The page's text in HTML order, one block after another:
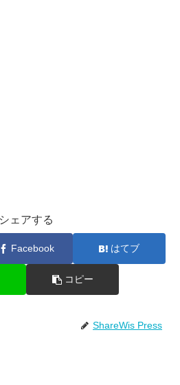
シェアする
Facebook はてブ
コピー
ShareWis Press